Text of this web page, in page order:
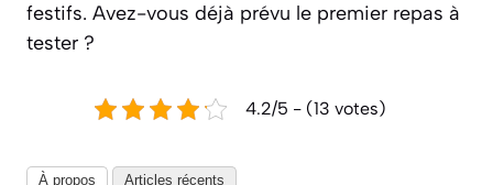
festifs. Avez-vous déjà prévu le premier repas à
tester ?
4.2/5 - (13 votes)
À propos Articles récents